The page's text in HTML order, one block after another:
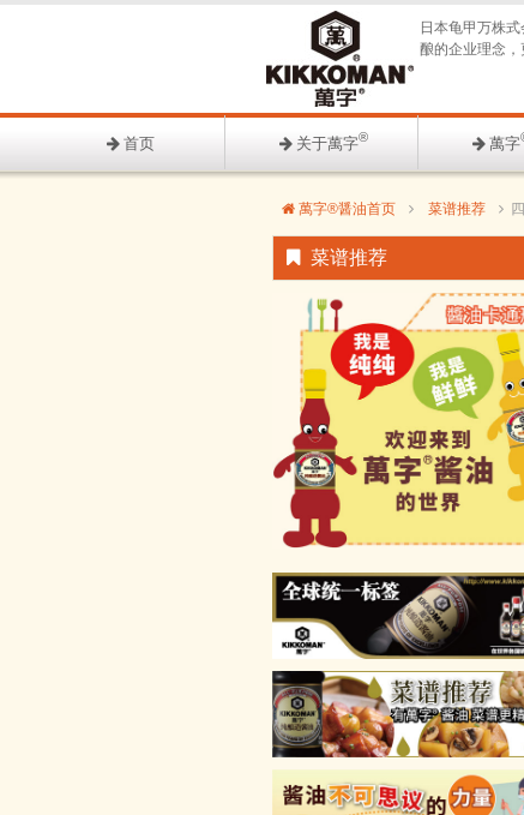
日本龟甲万株
酿的企业理念，
首页 关于萬字® 萬字
萬字®醤油首页 菜谱推荐
菜谱推荐